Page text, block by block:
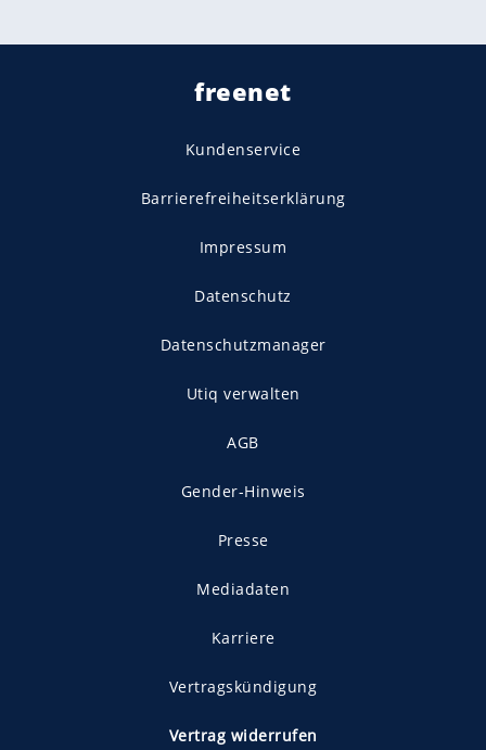
freenet
Kundenservice
Barrierefreiheitserklärung
Impressum
Datenschutz
Datenschutzmanager
Utiq verwalten
AGB
Gender-Hinweis
Presse
Mediadaten
Karriere
Vertragskündigung
Vertrag widerrufen